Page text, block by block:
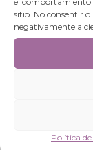
sitio. No consentir
negativamente a
Política de